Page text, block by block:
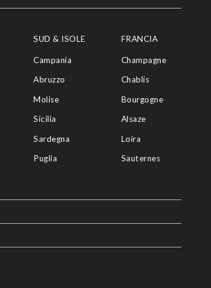
SUD & ISOLE
Campania
Abruzzo
Molise
Sicilia
Sardegna
Puglia
FRANCIA
Champagne
Chablis
Bourgogne
Alsaze
Loira
Sauternes